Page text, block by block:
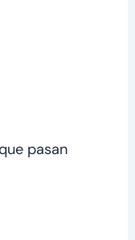
pasan